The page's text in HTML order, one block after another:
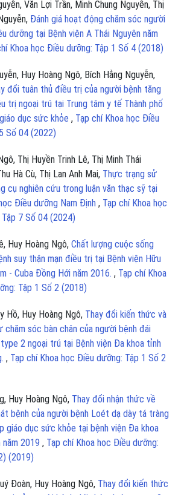
Văn Lợi Trần, Minh Chung Nguyễn, Thị
Đánh giá hoạt động chăm sóc người
dưỡng tại Bệnh viện A Thái Nguyên năm
Khoa học Điều dưỡng: Tập 1 Số 4 (2018)
Huy Hoàng Ngô, Bích Hằng Nguyễn,
đổi tuân thủ điều trị của người bệnh tăng
trị ngoại trú tại Trung tâm y tế Thành phố
dục sức khỏe , Tạp chí Khoa học Điều
Số 04 (2022)
Thị Huyền Trinh Lê, Thị Minh Thái
Hà Cù, Thị Lan Anh Mai, Thực trạng sử
cụ nghiên cứu trong luận văn thạc sỹ tại
Điều dưỡng Nam Định , Tạp chí Khoa học
7 Số 04 (2024)
Huy Hoàng Ngô, Chất lượng cuộc sống
suy thận mạn điều trị tại Bệnh viện Hữu
- Cuba Đồng Hới năm 2016. , Tạp chí Khoa
Tập 1 Số 2 (2018)
Hồ, Huy Hoàng Ngô, Thay đổi kiến thức và
chăm sóc bàn chân của người bệnh đái
2 ngoại trú tại Bệnh viện Đa khoa tỉnh
, Tạp chí Khoa học Điều dưỡng: Tập 1 Số 2
Huy Hoàng Ngô, Thay đổi nhận thức về
bệnh của người bệnh Loét dạ dày tá tràng
giáo dục sức khỏe tại bệnh viện Đa khoa
năm 2019 , Tạp chí Khoa học Điều dưỡng:
(2019)
Đoàn, Huy Hoàng Ngô, Thay đổi kiến thức